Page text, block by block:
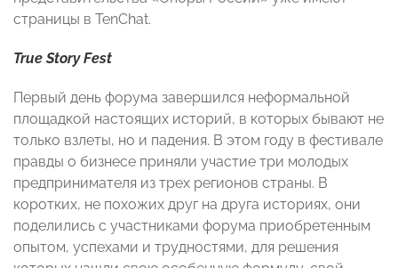
страницы в TenChat.
True Story Fest
Первый день форума завершился неформальной
площадкой настоящих историй, в которых бывают не
только взлеты, но и падения. В этом году в фестивале
правды о бизнесе приняли участие три молодых
предпринимателя из трех регионов страны. В
коротких, не похожих друг на друга историях, они
поделились с участниками форума приобретенным
опытом, успехами и трудностями, для решения